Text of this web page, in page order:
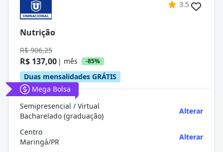
3.5
Nutrição
R$ 906,25
R$ 137,00 | mês -85%
Duas mensalidades GRÁTIS
Mega Bolsa
Semipresencial / Virtual
Bacharelado (graduação)
Alterar
Centro
Maringá/PR
Alterar